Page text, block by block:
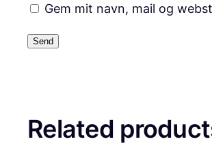
Gem mit navn, mail og
Related